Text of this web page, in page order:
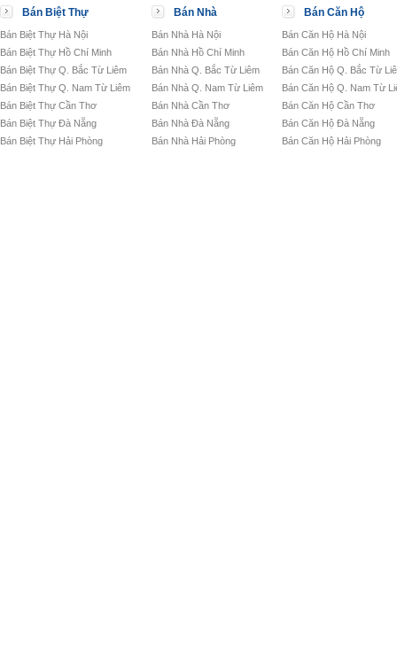
Bán Biệt Thự
Bán Biệt Thự Hà Nội
Bán Biệt Thự Hồ Chí Minh
Bán Biệt Thự Q. Bắc Từ Liêm
Bán Biệt Thự Q. Nam Từ Liêm
Bán Biệt Thự Cần Thơ
Bán Biệt Thự Đà Nẵng
Bán Biệt Thự Hải Phòng
Bán Nhà
Bán Nhà Hà Nội
Bán Nhà Hồ Chí Minh
Bán Nhà Q. Bắc Từ Liêm
Bán Nhà Q. Nam Từ Liêm
Bán Nhà Cần Thơ
Bán Nhà Đà Nẵng
Bán Nhà Hải Phòng
Bán Căn Hộ
Bán Căn Hộ Hà Nội
Bán Căn Hộ Hồ Chí Minh
Bán Căn Hộ Q. Bắc Từ
Bán Căn Hộ Q. Nam Từ
Bán Căn Hộ Cần Thơ
Bán Căn Hộ Đà Nẵng
Bán Căn Hộ Hải Phòng